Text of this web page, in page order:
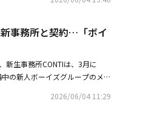
ュンウォンは4日、新生企画会
紛争中のPHUNKEY STUDI
ないまま、賠償金額に対する
た状況において、新しい所属
事務所と契約「ボイプラ」出演
果、今後の芸能活動を進めるに
これに対しPHUNKEY STUDIO
と未来を考慮し、2度にわたっ
は復帰の意思を示さないまま賠
7月に判決を控えた状況で、新
する報道資料を配布したことに
的な判決が下されていない状態
事務所と契約…「ボイ
新生事務所CONTIは、3月に
の新人ボーイズグループのメン
可能性を信頼し、合流を決めた
2026/06/04 11:29